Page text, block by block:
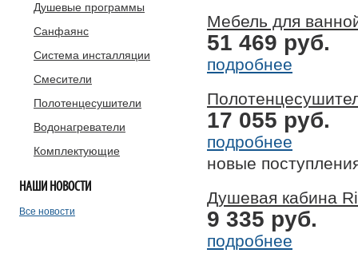
Душевые программы
Санфаянс
Система инсталляции
Смесители
Полотенцесушители
Водонагреватели
Комплектующие
НАШИ НОВОСТИ
Все новости
Мебель для
51 469 руб.
подробнее
17 055 руб.
подробнее
новые
Душевая кабина
9 335 руб.
подробнее